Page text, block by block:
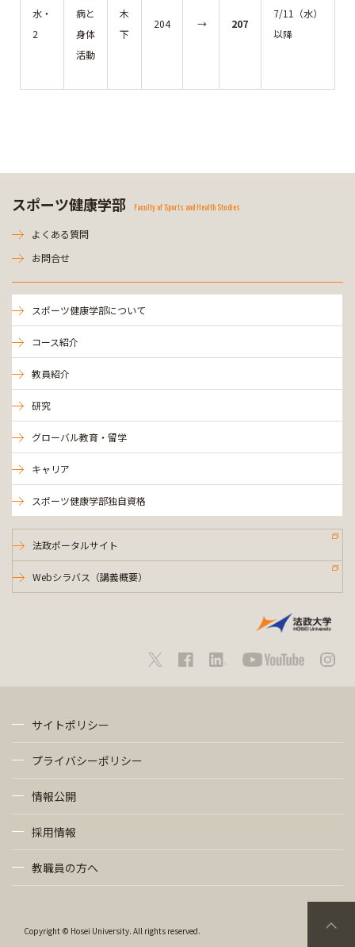
水・
2
病と
身体
活動
木
下
204 → 207
7/11（水）
以降
スポーツ健康学部 Faculty of Sports and Health Studies
よくある質問
お問合せ
スポーツ健康学部について
コース紹介
教員紹介
研究
グローバル教育・留学
キャリア
スポーツ健康学部独自資格
法政ポータルサイト
Webシラバス（講義概要）
サイトポリシー
プライバシーポリシー
情報公開
採用情報
教職員の方へ
Copyright © Hosei University. All rights reserved.